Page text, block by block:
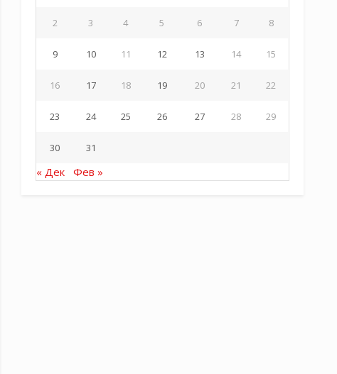
2 3 4 5 6 7 8
9 10 11 12 13 14 15
16 17 18 19 20 21 22
23 24 25 26 27 28 29
30 31
« Дек Фев »